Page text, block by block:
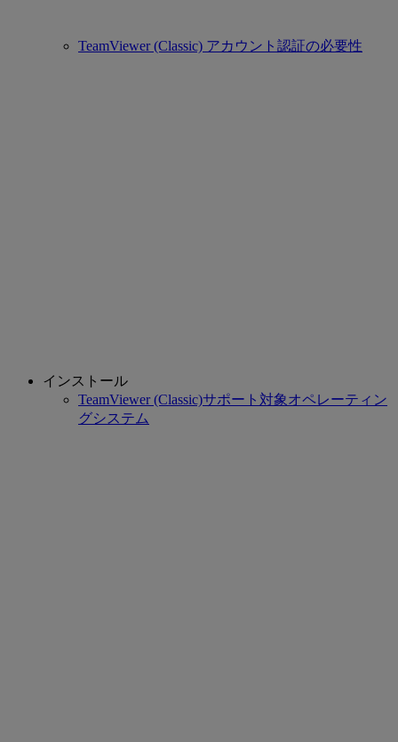
TeamViewer (Classic) アカウント認証の必要性
インストール
TeamViewer (Classic)サポート対象オペレーティン
グシステム